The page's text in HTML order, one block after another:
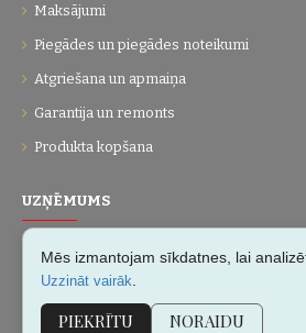
Maksājumi
Piegādes un piegādes noteikumi
Atgriešana un apmaiņa
Garantija un remonts
Produkta kopšana
UZŅĒMUMS
Kontakti
Vietnes karte
Mēs izmantojam sīkdatnes, lai
Uzzināt vairāk
PIEKRĪTU NORAIDU